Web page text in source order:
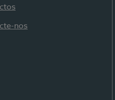
nos